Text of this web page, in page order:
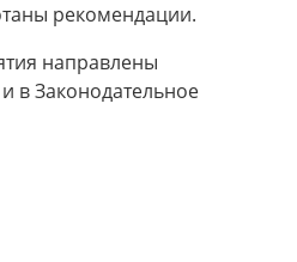
рекомендации.
направлены
в Законодательное